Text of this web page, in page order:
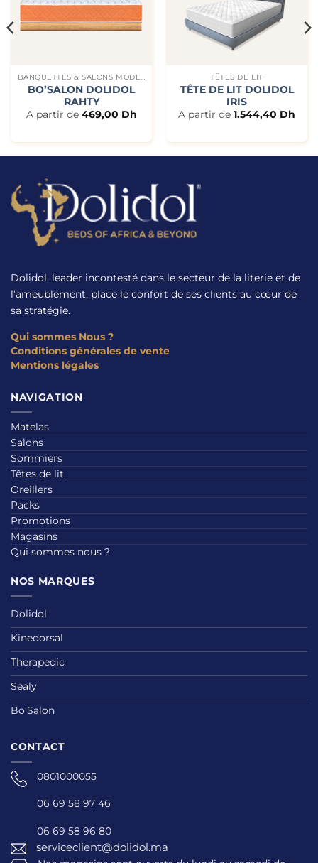
BANQUETTES & SALONS MODERNES
BO’SALON DOLIDOL
RAHTY
A partir de 469,00 Dh
TÊTES DE LIT
TÊTE DE LIT DOLIDOL
IRIS
A partir de 1.544,40 Dh
Dolidol, leader incontesté dans le secteur de la literie et de
l’ameublement, place le confort de ses clients au cœur de
sa stratégie.
Qui sommes Nous ?
Conditions générales de vente
Mentions légales
NAVIGATION
Matelas
Salons
Sommiers
Têtes de lit
Oreillers
Packs
Promotions
Magasins
Qui sommes nous ?
NOS MARQUES
Dolidol
Kinedorsal
Therapedic
Sealy
Bo'Salon
CONTACT
0801000055
06 69 58 97 46
06 69 58 96 80
serviceclient@dolidol.ma